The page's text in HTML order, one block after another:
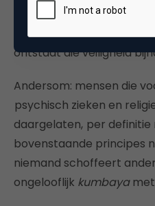
fouten te maken en om
stellen. Als iedereen
ontstaat die veiligheid
Andersom: mensen die
psychisch zieken en
daargelaten, per definitie
bovenstaande principes
niemand schoffeert
ongelooflijk kumbayamet